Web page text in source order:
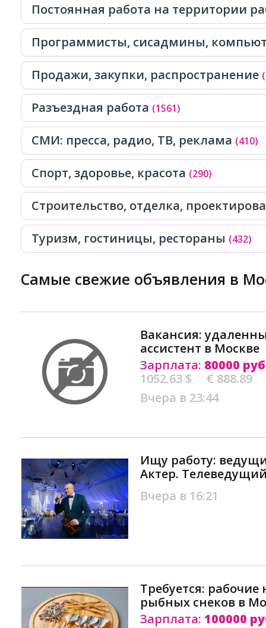
Постоянная работа на территории
Программисты, сисадмины,
Продажи, закупки, распространение
Разъездная работа (1561)
СМИ: пресса, радио, ТВ, реклама (410)
Спорт, здоровье, красота (290)
Строительство, отделка,
Туризм, гостиницы, рестораны (432)
Самые свежие объявления в
Вакансия:
ассистент в Москве
Зарплата: 80000
1052.63 $
€ 888.89
Вчера в 23:44
Ищу работу:
Актер.
Вчера в 16:21
Требуется: рабочие
рыбных снеков в
Зарплата: 100000